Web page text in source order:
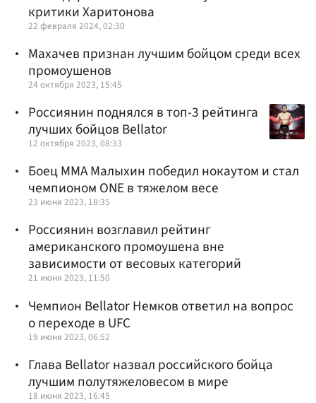
критики Харитонова
22 февраля 2024, 02:30
Махачев признан лучшим бойцом среди всех
промоушенов
24 октября 2023, 15:45
Россиянин поднялся в топ-3 рейтинга
лучших бойцов Bellator
12 октября 2023, 08:33
Боец ММА Малыхин победил нокаутом и стал
чемпионом ONE в тяжелом весе
23 июня 2023, 18:35
Россиянин возглавил рейтинг
американского промоушена вне
зависимости от весовых категорий
21 июня 2023, 11:50
Чемпион Bellator Немков ответил на вопрос
о переходе в UFC
19 июня 2023, 06:52
Глава Bellator назвал российского бойца
лучшим полутяжеловесом в мире
18 июня 2023, 16:45